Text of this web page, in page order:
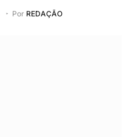
Por REDAÇÃO